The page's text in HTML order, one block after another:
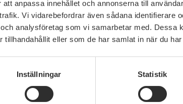
anpassa innehållet och annonserna till
Vi vidarebefordrar även sådana identifierare
analysföretag som vi samarbetar med. Dessa
tillhandahållit eller som de har samlat in när du
Inställningar Statistik
Relaterade nyheter